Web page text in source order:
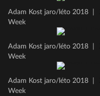
Adam Kost jaro/léto 2018
Week
Adam Kost jaro/léto 2018
Week
Adam Kost jaro/léto 2018
Week